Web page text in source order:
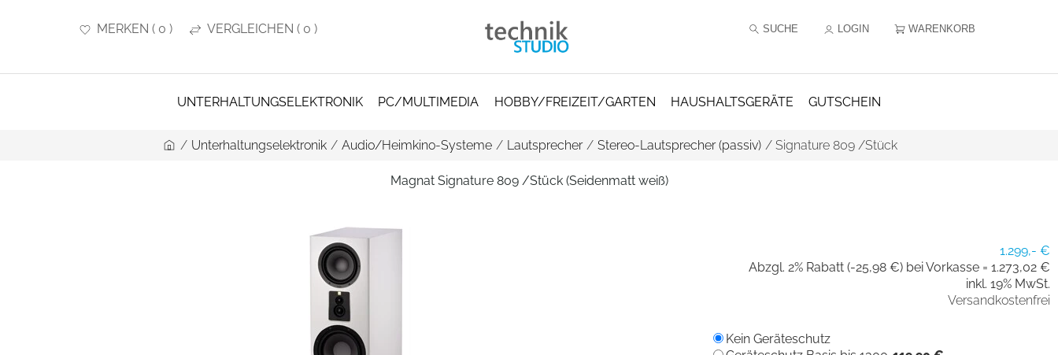
MERKEN ( 0 ) VERGLEICHEN ( 0 ) SUCHE LOGIN WARENKORB
UNTERHALTUNGSELEKTRONIK PC/MULTIMEDIA HOBBY/FREIZEIT/GARTEN HAUSHALTSGERÄTE GUTSCHEIN
/ Unterhaltungselektronik / Audio/Heimkino-Systeme / Lautsprecher/ Stereo-Lautsprecher (passiv) / Signature 809 /Stück
Magnat Signature 809 /Stück (Seidenmatt weiß)
1.299,- €
Abzgl. 2% Rabatt (-25,98 €) bei Vorkasse = 1.273,02 €
inkl. 19% MwSt.
Versandkostenfrei
Kein Geräteschutz